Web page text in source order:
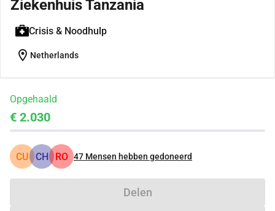
Ziekenhuis Tanzania
Crisis & Noodhulp
location_on Netherlands
Opgehaald
€ 2.030
CU CH RO 47 Mensen hebben gedoneerd
Delen